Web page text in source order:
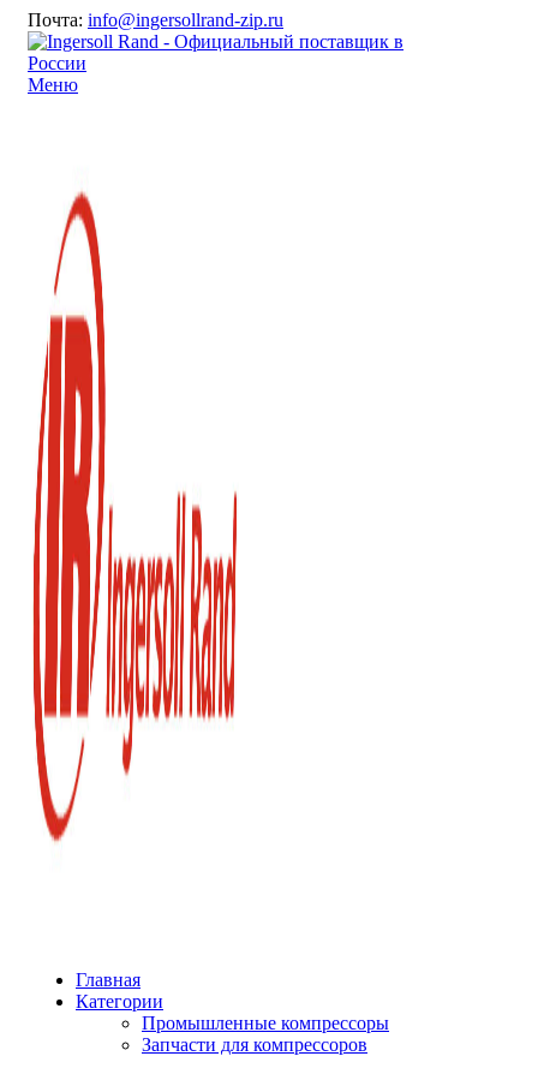
Почта: info@ingersollrand-zip.ru
Меню
Главная
Категории
Промышленные компрессоры
Запчасти для компрессоров